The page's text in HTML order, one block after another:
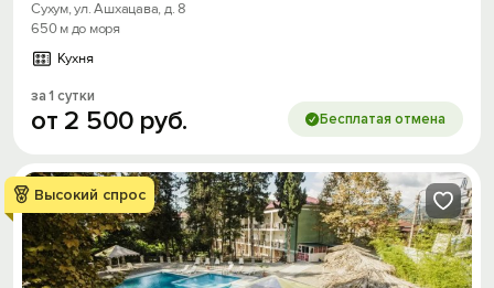
Сухум, ул. Ашхацава, д. 8
650 м до моря
Кухня
за 1 сутки
от 2 500 руб. Бесплатая отмена
Высокий спрос